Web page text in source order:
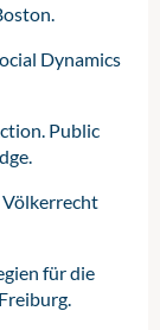
Dynamics
Public
Völkerrecht
für die